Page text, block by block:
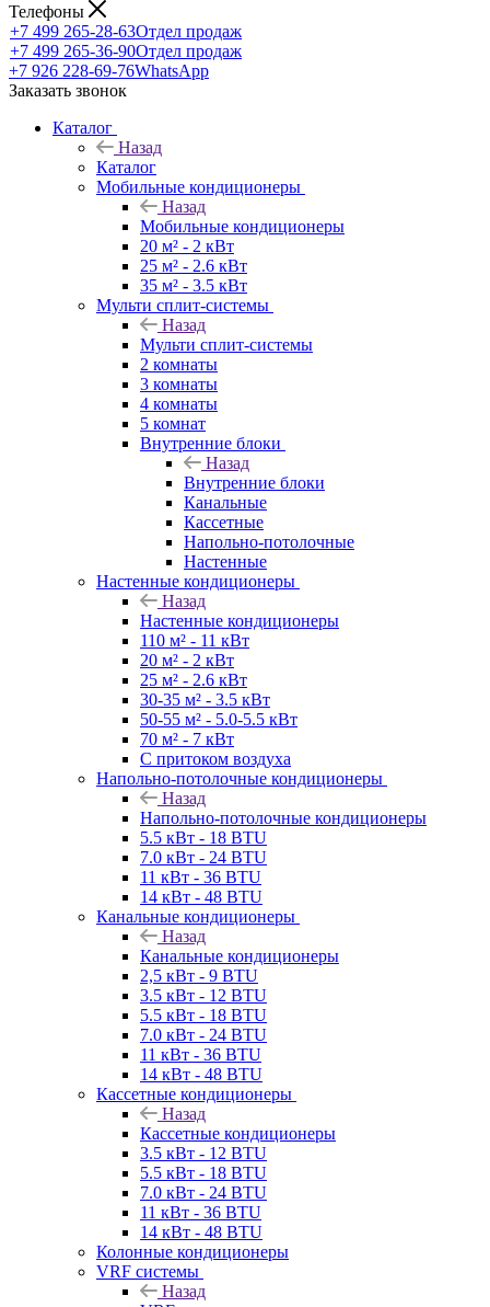
Телефоны
+7 499 265-28-63Отдел продаж
+7 499 265-36-90Отдел продаж
+7 926 228-69-76WhatsApp
Заказать звонок
Каталог
Назад
Каталог
Мобильные кондиционеры
Назад
Мобильные кондиционеры
20 м² - 2 кВт
25 м² - 2.6 кВт
35 м² - 3.5 кВт
Мульти сплит-системы
Назад
Мульти сплит-системы
2 комнаты
3 комнаты
4 комнаты
5 комнат
Внутренние блоки
Назад
Внутренние блоки
Канальные
Кассетные
Напольно-потолочные
Настенные
Настенные кондиционеры
Назад
Настенные кондиционеры
110 м² - 11 кВт
20 м² - 2 кВт
25 м² - 2.6 кВт
30-35 м² - 3.5 кВт
50-55 м² - 5.0-5.5 кВт
70 м² - 7 кВт
С притоком воздуха
Напольно-потолочные кондиционеры
Назад
Напольно-потолочные кондиционеры
5.5 кВт - 18 BTU
7.0 кВт - 24 BTU
11 кВт - 36 BTU
14 кВт - 48 BTU
Канальные кондиционеры
Назад
Канальные кондиционеры
2,5 кВт - 9 BTU
3.5 кВт - 12 BTU
5.5 кВт - 18 BTU
7.0 кВт - 24 BTU
11 кВт - 36 BTU
14 кВт - 48 BTU
Кассетные кондиционеры
Назад
Кассетные кондиционеры
3.5 кВт - 12 BTU
5.5 кВт - 18 BTU
7.0 кВт - 24 BTU
11 кВт - 36 BTU
14 кВт - 48 BTU
Колонные кондиционеры
VRF системы
Назад